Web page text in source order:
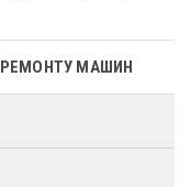
РЕМОНТУ МАШИН